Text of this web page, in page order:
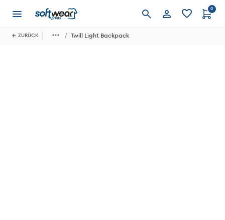
Anmelden
0
ZURÜCK Twill Light Backpack